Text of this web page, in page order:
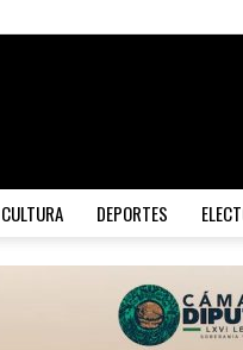
CULTURA DEPORTES